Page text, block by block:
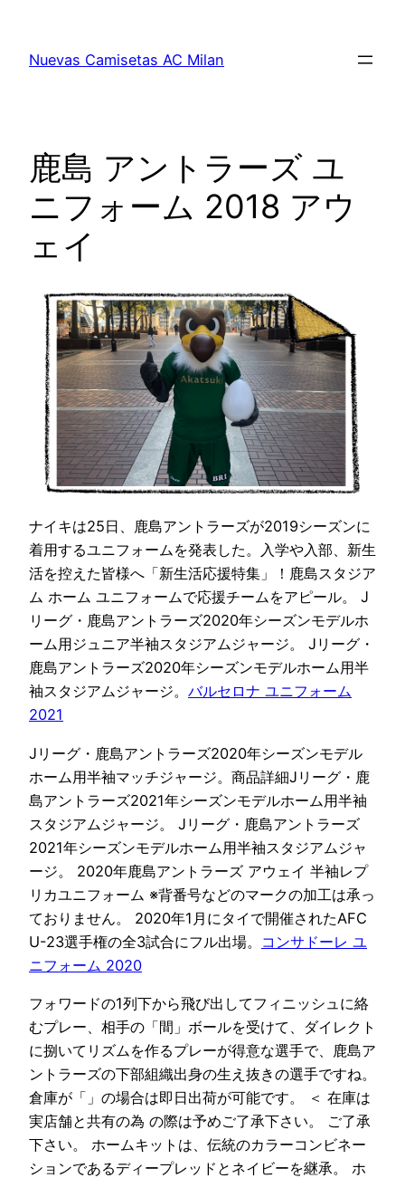
contenido
Nuevas Camisetas AC Milan
鹿島 アントラーズ ユ
ニフォーム 2018 アウ
ェイ
ナイキは25日、鹿島アントラーズが2019シーズンに
着用するユニフォームを発表した。入学や入部、新生
活を控えた皆様へ「新生活応援特集」！鹿島スタジア
ム ホーム ユニフォームで応援チームをアピール。 J
リーグ・鹿島アントラーズ2020年シーズンモデルホ
ーム用ジュニア半袖スタジアムジャージ。 Jリーグ・
鹿島アントラーズ2020年シーズンモデルホーム用半
袖スタジアムジャージ。 バルセロナ ユニフォーム
2021
Jリーグ・鹿島アントラーズ2020年シーズンモデル
ホーム用半袖マッチジャージ。商品詳細Jリーグ・鹿
島アントラーズ2021年シーズンモデルホーム用半袖
スタジアムジャージ。 Jリーグ・鹿島アントラーズ
2021年シーズンモデルホーム用半袖スタジアムジャ
ージ。 2020年鹿島アントラーズ アウェイ 半袖レプ
リカユニフォーム ※背番号などのマークの加工は承っ
ておりません。 2020年1月にタイで開催されたAFC
U-23選手権の全3試合にフル出場。 コンサドーレ ユ
ニフォーム 2020
フォワードの1列下から飛び出してフィニッシュに絡
むプレー、相手の「間」ボールを受けて、ダイレクト
に捌いてリズムを作るプレーが得意な選手で、鹿島ア
ントラーズの下部組織出身の生え抜きの選手ですね。
倉庫が「」の場合は即日出荷が可能です。 ＜ 在庫は
実店舗と共有の為 の際は予めご了承下さい。 ご了承
下さい。 ホームキットは、伝統のカラーコンビネー
ションであるディープレッドとネイビーを継承。 ホ